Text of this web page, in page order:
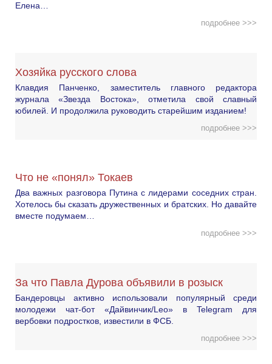
Елена…
подробнее >>>
Хозяйка русского слова
Клавдия Панченко, заместитель главного редактора
журнала «Звезда Востока», отметила свой славный
юбилей. И продолжила руководить старейшим изданием!
подробнее >>>
Что не «понял» Токаев
Два важных разговора Путина с лидерами соседних стран.
Хотелось бы сказать дружественных и братских. Но давайте
вместе подумаем…
подробнее >>>
За что Павла Дурова объявили в розыск
Бандеровцы активно использовали популярный среди
молодежи чат-бот «Дайвинчик/Leo» в Telegram для
вербовки подростков, известили в ФСБ.
подробнее >>>